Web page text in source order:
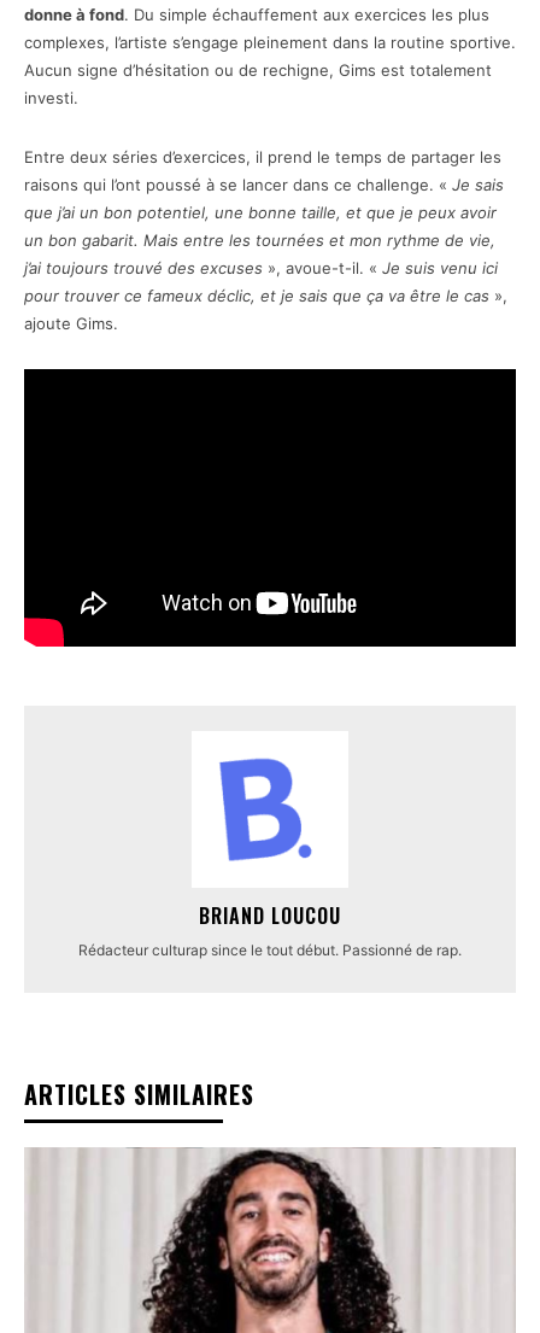
donne à fond. Du simple échauffement aux exercices les plus
complexes, l’artiste s’engage pleinement dans la routine sportive.
Aucun signe d’hésitation ou de rechigne, Gims est totalement
investi.
Entre deux séries d’exercices, il prend le temps de partager les
raisons qui l’ont poussé à se lancer dans ce challenge. « Je sais
que j’ai un bon potentiel, une bonne taille, et que je peux avoir
un bon gabarit. Mais entre les tournées et mon rythme de vie,
j’ai toujours trouvé des excuses », avoue-t-il. « Je suis venu ici
pour trouver ce fameux déclic, et je sais que ça va être le cas »,
ajoute Gims.
BRIAND LOUCOU
Rédacteur culturap since le tout début. Passionné de rap.
ARTICLES SIMILAIRES